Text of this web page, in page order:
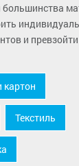
большинства
и
картон
Текстиль